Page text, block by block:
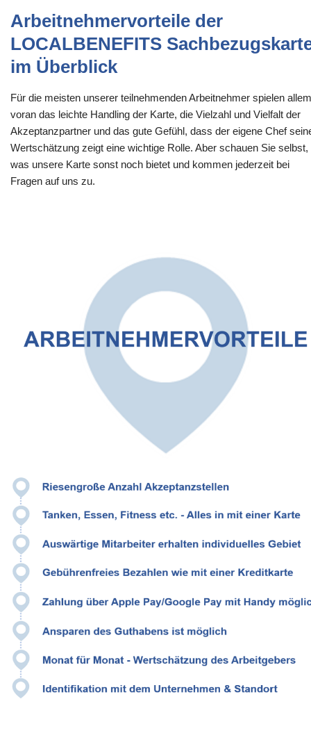
Arbeitnehmervorteile der
LOCALBENEFITS
im Überblick
Für die meisten unserer teilnehmenden Arbeitnehmer spielen allem
voran das leichte Handling der Karte, die Vielzahl und Vielfalt der
Akzeptanzpartner und das gute Gefühl, dass der eigene Chef
Wertschätzung zeigt eine wichtige Rolle. Aber schauen Sie selbst,
was unsere Karte sonst noch bietet und kommen jederzeit bei
Fragen auf uns zu.